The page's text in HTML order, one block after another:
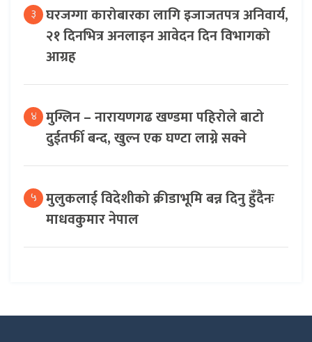
३ घरजग्गा कारोबारका लागि इजाजतपत्र अनिवार्य,
२१ दिनभित्र अनलाइन आवेदन दिन विभागको
आग्रह
४ मुग्लिन – नारायणगढ खण्डमा पहिरोले बाटो
दुईतर्फी बन्द, खुल्न एक घण्टा लाग्ने सक्ने
५ मुलुकलाई विदेशीको क्रीडाभूमि बन्न दिनु हुँदैनः
माधवकुमार नेपाल